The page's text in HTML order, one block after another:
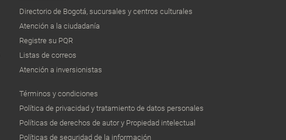
Directorio de Bogotá, sucursales y centros culturales
Atención a la ciudadanía
Registre su PQR
Listas de correos
Atención a inversionistas
Términos y condiciones
Política de privacidad y tratamiento de datos personales
Políticas de derechos de autor y Propiedad intelectual
Políticas de seguridad de la información